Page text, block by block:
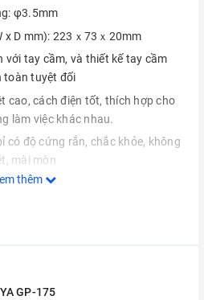
φ3.5mm
x D mm): 223ｘ73ｘ20mm
với tay cầm, và thiết kế tay cầm
toàn tuyệt đối
cao, cách điện tốt, thích hợp cho
làm việc khác nhau.
có độ cứng rắn, chắc khỏe, không
mài mòn
thêm
GP-175